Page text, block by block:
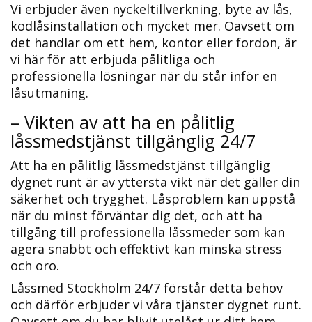
Vi erbjuder även nyckeltillverkning, byte av lås,
kodlåsinstallation och mycket mer.​ Oavsett om
det handlar om ett hem, kontor eller fordon, är
vi här för att erbjuda pålitliga och
professionella lösningar när du står inför en
låsutmaning.​
– Vikten av att ha en pålitlig
låssmedstjänst tillgänglig 24/7
Att ha en pålitlig låssmedstjänst tillgänglig
dygnet runt är av yttersta vikt när det gäller din
säkerhet och trygghet.​ Låsproblem kan uppstå
när du minst förväntar dig det, och att ha
tillgång till professionella låssmeder som kan
agera snabbt och effektivt kan minska stress
och oro.
Låssmed Stockholm 24/7 förstår detta behov
och därför erbjuder vi våra tjänster dygnet runt.